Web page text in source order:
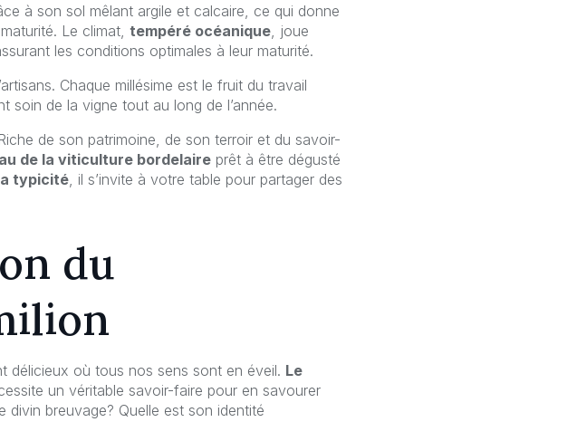
à son sol mêlant argile et calcaire, ce qui donne
Le climat, tempéré océanique , joue
les conditions optimales à leur maturité.
Chaque millésime est le fruit du travail
soin de la vigne tout au long de l’année.
de son patrimoine, de son terroir et du savoir-
de la viticulture bordelaire prêt à être dégusté
typicité , il s’invite à votre table pour partager des
du
délicieux où tous nos sens sont en éveil. Le
un véritable savoir-faire pour en savourer
divin breuvage? Quelle est son identité